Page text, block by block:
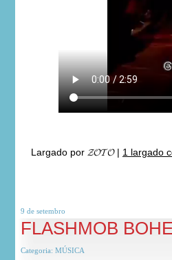
Largado por 𝓩𝓞𝓣𝓞| 1 largado
9 de setembro
FLASHMOB
Categoria: MÚSICA